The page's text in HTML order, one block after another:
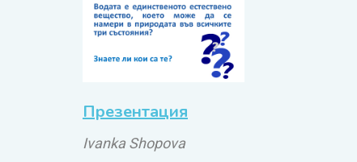
Презентация
Ivanka Shopova